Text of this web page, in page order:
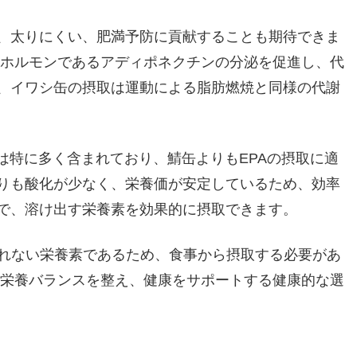
りにくい、肥満予防に貢献することも期待できま
ルモンであるアディポネクチンの分泌を促進し、代
イワシ缶の摂取は運動による脂肪燃焼と同様の代謝
に多く含まれており、鯖缶よりもEPAの摂取に適
も酸化が少なく、栄養価が安定しているため、効率
溶け出す栄養素を効果的に摂取できます。
ない栄養素であるため、食事から摂取する必要があ
養バランスを整え、健康をサポートする健康的な選